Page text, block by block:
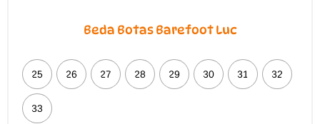
Beda Botas Barefoot Luc
25 26 27 28 29 30 31 32
33